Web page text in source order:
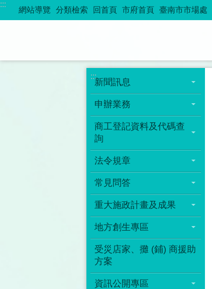
跳到主要內容區塊
:::
網站導覽 分類檢索 回首頁 市府首頁 臺南市市場處
:::
新聞訊息
申辦業務
商工登記資料及代碼查
詢
法令規章
常見問答
重大施政計畫及成果
地方創生專區
受災店家、攤 (鋪) 商援助
方案
資訊公開專區